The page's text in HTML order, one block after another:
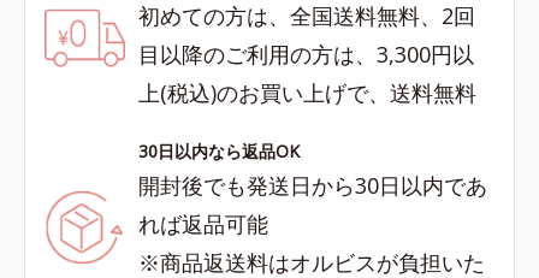
初めての方は、全国送料無料、2回
目以降のご利用の方は、3,300円以
上(税込)のお買い上げで、送料無料
30日以内なら返品OK
開封後でも発送日から30日以内であ
れば返品可能
※商品返送料はオルビスが負担いた